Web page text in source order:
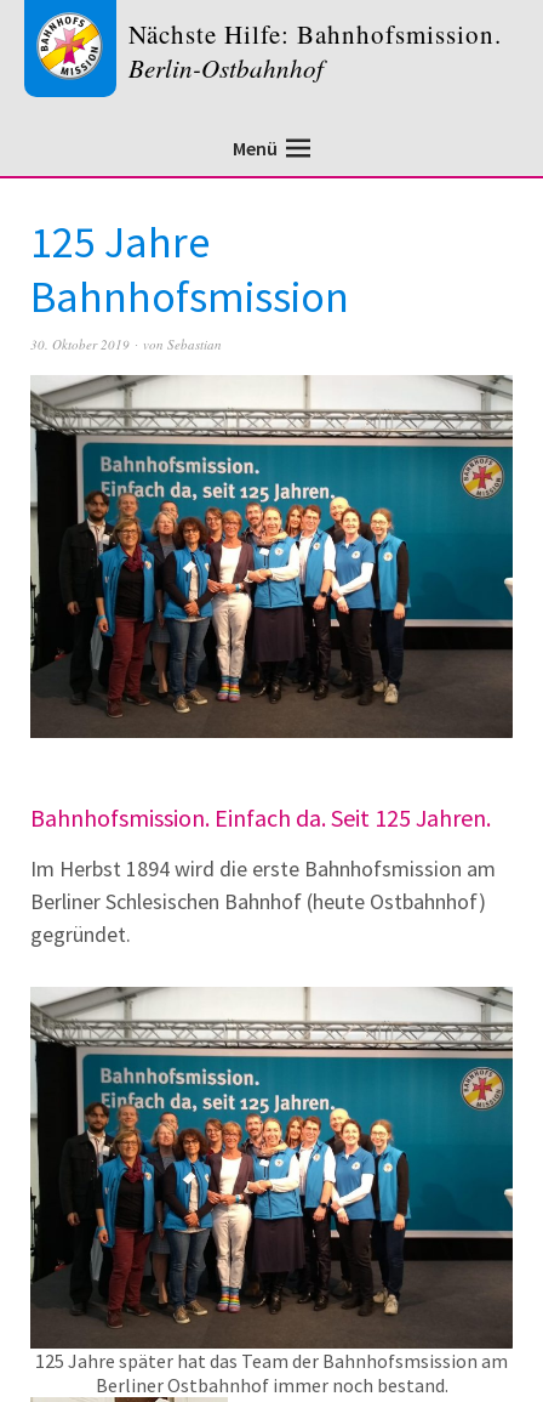
Nächste Hilfe: Bahnhofsmission.
Berlin-Ostbahnhof
Menü
125 Jahre
Bahnhofsmission
30. Oktober 2019 von Sebastian
Bahnhofsmission. Einfach da. Seit 125 Jahren.
Im Herbst 1894 wird die erste Bahnhofsmission am
Berliner Schlesischen Bahnhof (heute Ostbahnhof)
gegründet.
125 Jahre später hat das Team der Bahnhofsmsission am
Berliner Ostbahnhof immer noch bestand.